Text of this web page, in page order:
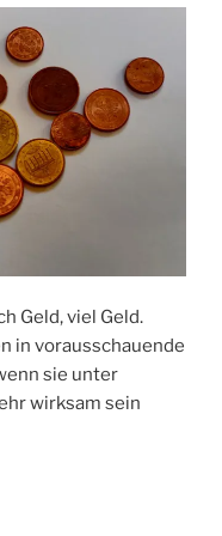
Geld, viel Geld.
in vorausschauende
sie unter
wirksam sein